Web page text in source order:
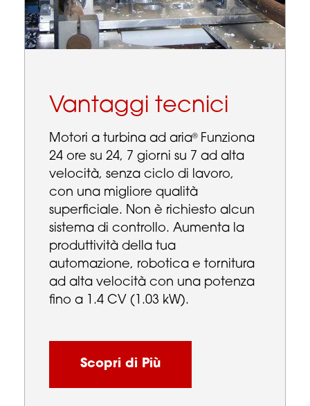
Vantaggi tecnici
Motori a turbina ad aria®Funziona
24 ore su 24, 7 giorni su 7 ad alta
velocità, senza ciclo di lavoro,
con una migliore qualità
superficiale. Non è richiesto alcun
sistema di controllo. Aumenta la
produttività della tua
automazione, robotica e tornitura
ad alta velocità con una potenza
fino a 1.4 CV (1.03 kW).
Scopri di Più